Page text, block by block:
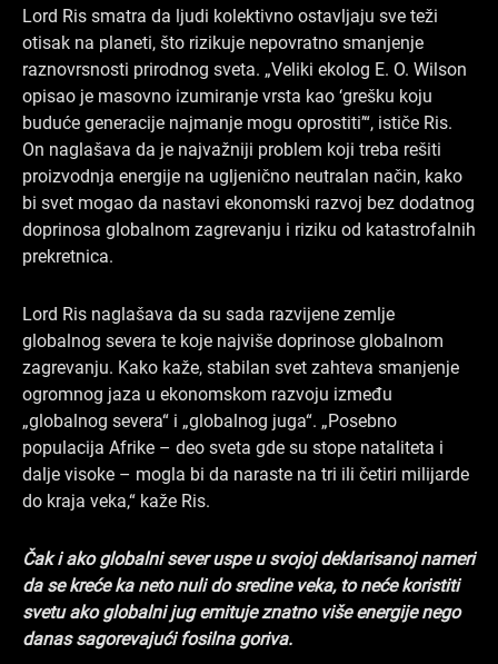
Lord Ris smatra da ljudi kolektivno ostavljaju sve teži
otisak na planeti, što rizikuje nepovratno smanjenje
raznovrsnosti prirodnog sveta. „Veliki ekolog E. O. Wilson
opisao je masovno izumiranje vrsta kao ‘grešku koju
buduće generacije najmanje mogu oprostiti’“, ističe Ris.
On naglašava da je najvažniji problem koji treba rešiti
proizvodnja energije na ugljenično neutralan način, kako
bi svet mogao da nastavi ekonomski razvoj bez dodatnog
doprinosa globalnom zagrevanju i riziku od katastrofalnih
prekretnica.
Lord Ris naglašava da su sada razvijene zemlje
globalnog severa te koje najviše doprinose globalnom
zagrevanju. Kako kaže, stabilan svet zahteva smanjenje
ogromnog jaza u ekonomskom razvoju između
„globalnog severa“ i „globalnog juga“. „Posebno
populacija Afrike – deo sveta gde su stope nataliteta i
dalje visoke – mogla bi da naraste na tri ili četiri milijarde
do kraja veka,“ kaže Ris.
Čak i ako globalni sever uspe u svojoj deklarisanoj nameri
da se kreće ka neto nuli do sredine veka, to neće koristiti
svetu ako globalni jug emituje znatno više energije nego
danas sagorevajući fosilna goriva.